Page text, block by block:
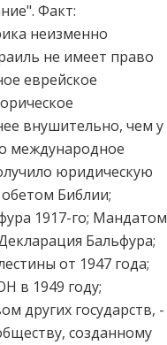
Факт:
неизменно
не имеет право
еврейское
внушительно, чем у
международное
юридическую
Библии;
1917-го; Мандатом
Бальфура;
от 1947 года;
в 1949 году;
других государств, -
созданному